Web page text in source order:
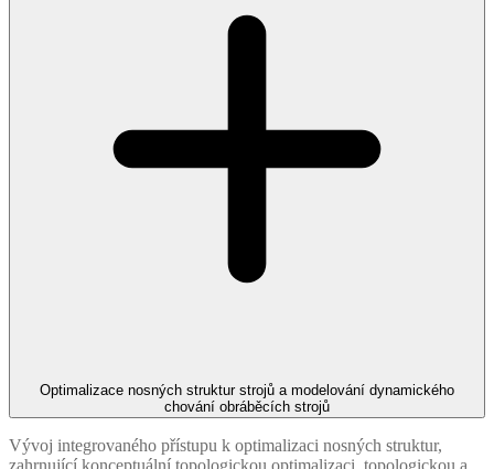
Optimalizace nosných struktur strojů a modelování dynamického
chování obráběcích strojů
Vývoj integrovaného přístupu k optimalizaci nosných struktur,